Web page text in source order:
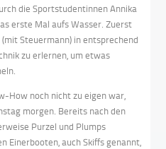
die Sportstudentinnen Annika
erste Mal aufs Wasser. Zuerst
Steuermann) in entsprechend
zu erlernen, um etwas
How noch nicht zu eigen war,
morgen. Bereits nach den
Purzel und Plumps
Einerbooten, auch Skiffs genannt,